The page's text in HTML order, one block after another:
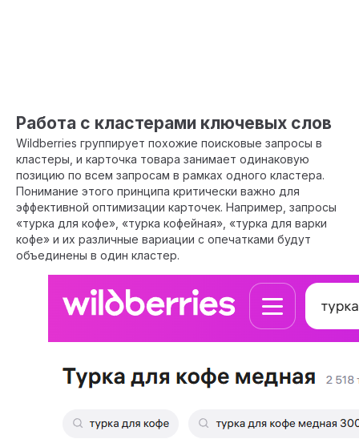
Работа с кластерами ключевых слов
Wildberries группирует похожие поисковые запросы в
кластеры, и карточка товара занимает одинаковую
позицию по всем запросам в рамках одного кластера.
Понимание этого принципа критически важно для
эффективной оптимизации карточек. Например, запросы
«турка для кофе», «турка кофейная», «турка для варки
кофе» и их различные вариации с опечатками будут
объединены в один кластер.